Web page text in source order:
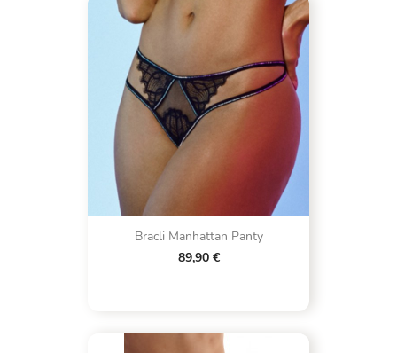
Bracli Manhattan Panty
89,90 €